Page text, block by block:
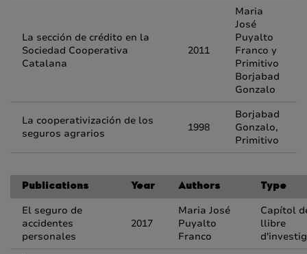
La sección de crédito en la
Sociedad Cooperativa
Catalana
2011
Maria
José
Puyalto
Franco y
Primitivo
Borjabad
Gonzalo
La cooperativización de los
seguros agrarios
1998
Borjabad
Gonzalo,
Primitivo
Publications Year Authors Type
El seguro de
accidentes
personales
2017
Maria José
Puyalto
Franco
Capítol
llibre